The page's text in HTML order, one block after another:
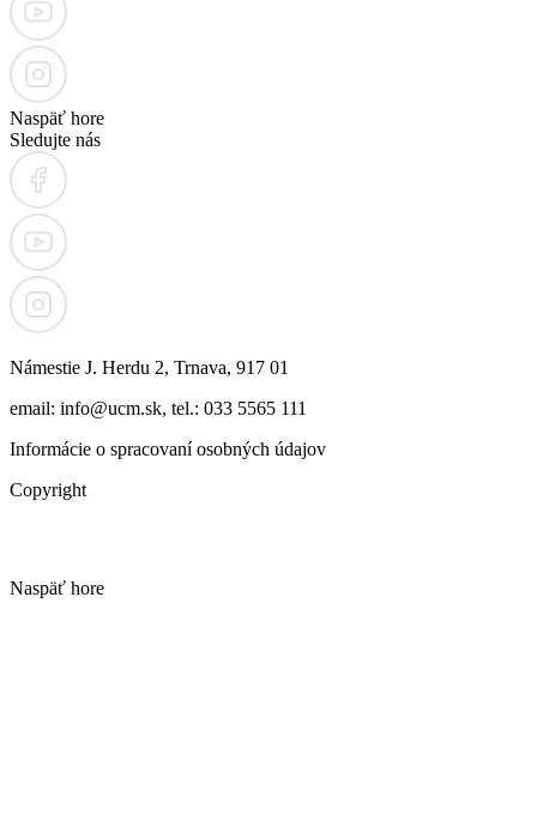
Naspäť hore
Sledujte nás
Námestie J. Herdu 2, Trnava, 917 01
email: info@ucm.sk, tel.: 033 5565 111
Informácie o spracovaní osobných údajov
Copyright
Naspäť hore